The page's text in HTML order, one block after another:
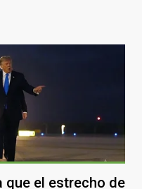
que el estrecho de